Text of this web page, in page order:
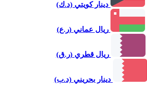
دينار كويتي (د.ك)
ريال عماني (ر.ع)
ريال قطري (ر.ق)
دينار بحريني (د.ب)